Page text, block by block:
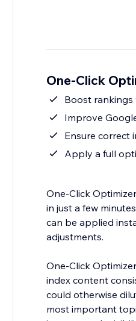
One-Click
Boost rankings
Improve
Ensure correct
Apply a full
One-Click
in just a few
can be applied
adjustments.
One-Click
index content
could otherwise
most important